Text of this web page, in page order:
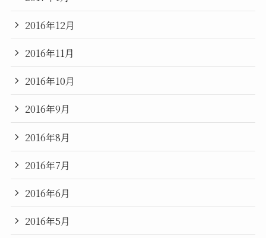
2016年12月
2016年11月
2016年10月
2016年9月
2016年8月
2016年7月
2016年6月
2016年5月